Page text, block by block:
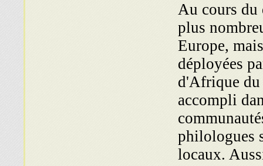
Au cours du
plus
Europe,
déployées
d'Afrique
accompli
philologues
locaux.